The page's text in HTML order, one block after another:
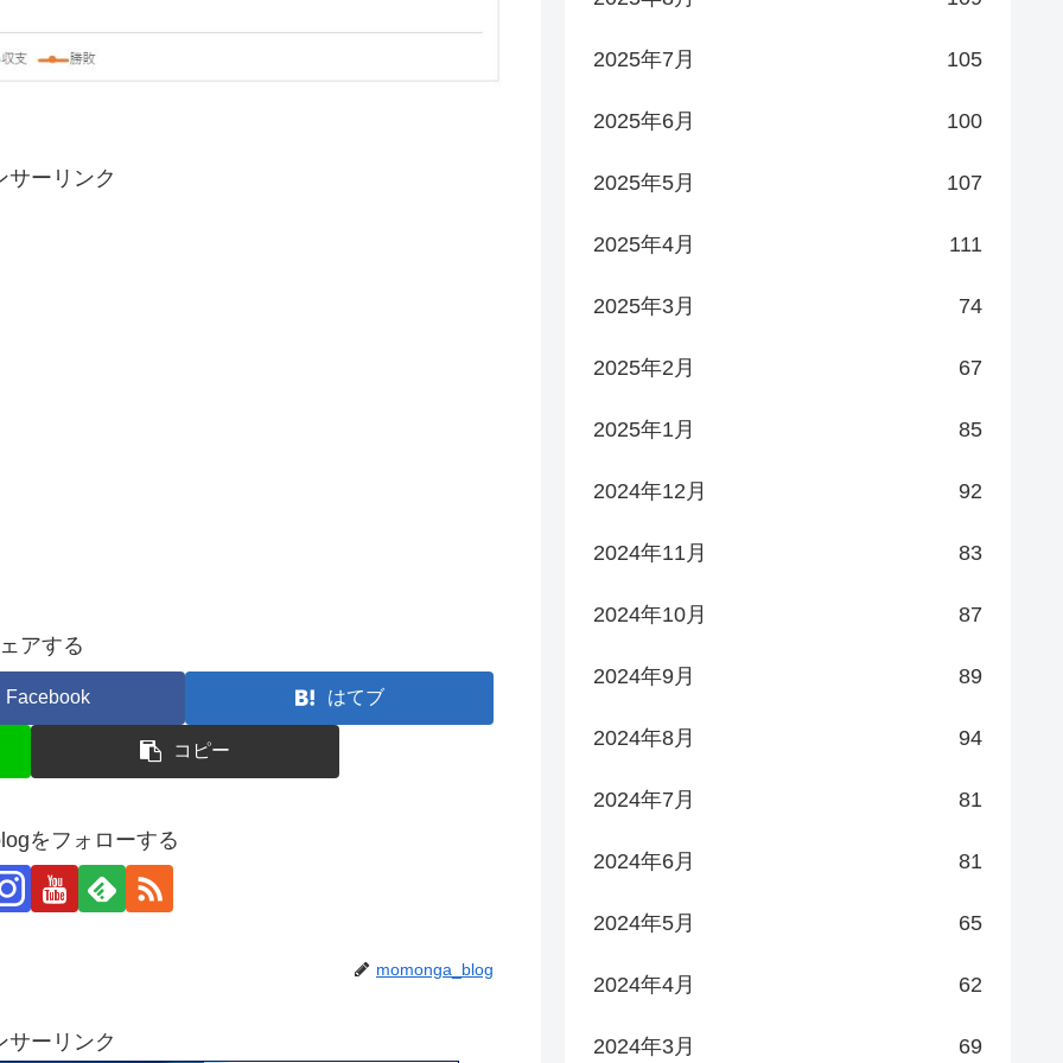
サーリンク
アする
Facebook はてブ
コピー
をフォローする
momonga_blog
サーリンク
2025年7月 105
2025年6月 100
2025年5月 107
2025年4月 111
2025年3月 74
2025年2月 67
2025年1月 85
2024年12月 92
2024年11月 83
2024年10月 87
2024年9月 89
2024年8月 94
2024年7月 81
2024年6月 81
2024年5月 65
2024年4月 62
2024年3月 69